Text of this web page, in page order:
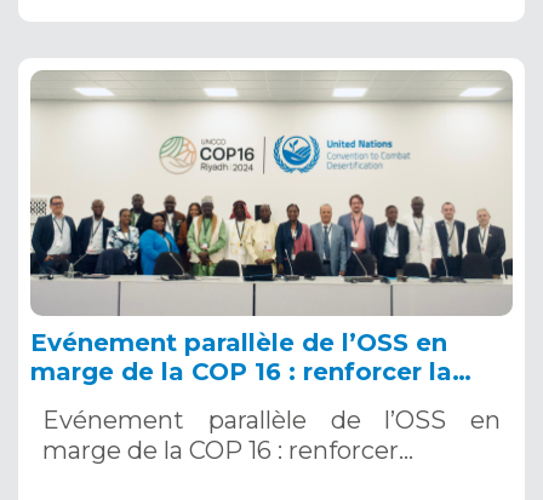
Evénement parallèle de l’OSS en
marge de la COP 16 : renforcer la
Systèmes d’Alerte Précoce
Multirisques. 12 décembre 2024
Evénement parallèle de l’OSS en
marge de la COP 16 : renforcer…